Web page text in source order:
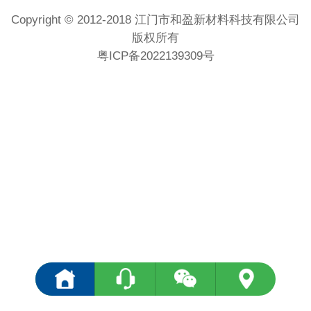
Copyright © 2012-2018 江门市和盈新材料科技有限公司
版权所有
粤ICP备2022139309号
<